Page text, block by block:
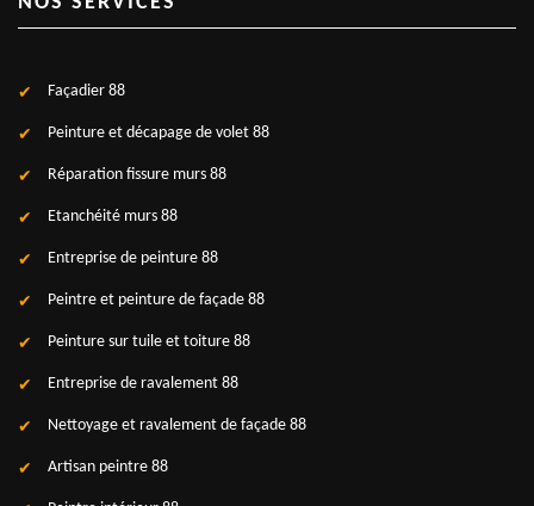
Façadier 88
Peinture et décapage de volet 88
Réparation fissure murs 88
Etanchéité murs 88
Entreprise de peinture 88
Peintre et peinture de façade 88
Peinture sur tuile et toiture 88
Entreprise de ravalement 88
Nettoyage et ravalement de façade 88
Artisan peintre 88